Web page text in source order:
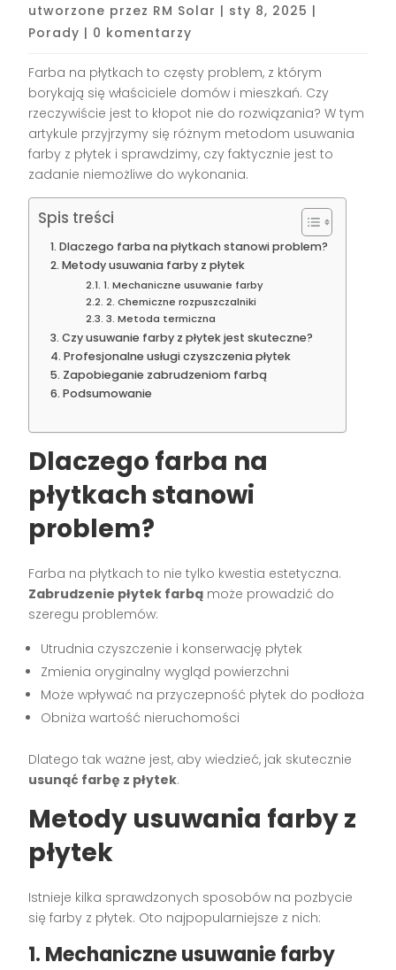
utworzone przez RM Solar | sty 8, 2025 |
Porady | 0 komentarzy
Farba na płytkach to częsty problem, z którym
borykają się właściciele domów i mieszkań. Czy
rzeczywiście jest to kłopot nie do rozwiązania? W tym
artykule przyjrzymy się różnym metodom usuwania
farby z płytek i sprawdzimy, czy faktycznie jest to
zadanie niemożliwe do wykonania.
Spis treści
Dlaczego farba na płytkach stanowi problem?
Metody usuwania farby z płytek
1. Mechaniczne usuwanie farby
2. Chemiczne rozpuszczalniki
3. Metoda termiczna
Czy usuwanie farby z płytek jest skuteczne?
Profesjonalne usługi czyszczenia płytek
Zapobieganie zabrudzeniom farbą
Podsumowanie
Dlaczego farba na
płytkach stanowi
problem?
Farba na płytkach to nie tylko kwestia estetyczna.
Zabrudzenie płytek farbą może prowadzić do
szeregu problemów:
Utrudnia czyszczenie i konserwację płytek
Zmienia oryginalny wygląd powierzchni
Może wpływać na przyczepność płytek do podłoża
Obniża wartość nieruchomości
Dlatego tak ważne jest, aby wiedzieć, jak skutecznie
usunąć farbę z płytek.
Metody usuwania farby z
płytek
Istnieje kilka sprawdzonych sposobów na pozbycie
się farby z płytek. Oto najpopularniejsze z nich:
1. Mechaniczne usuwanie farby